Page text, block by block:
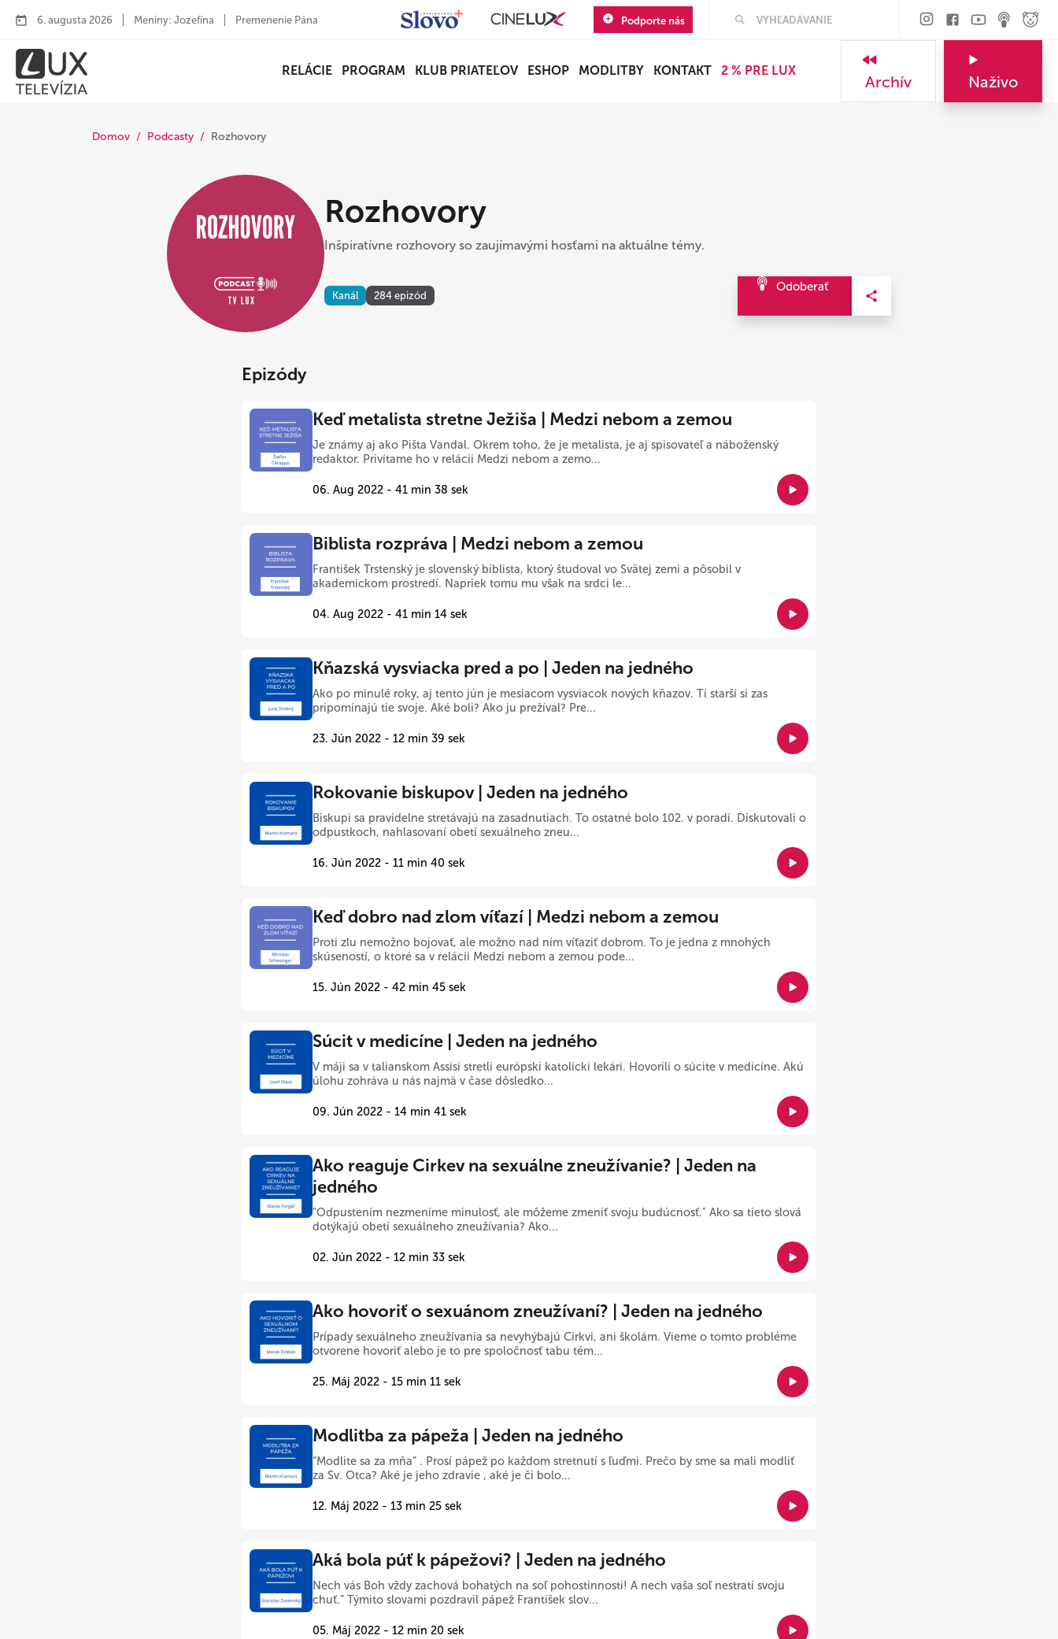
6. augusta 2026 Meniny: Jozefína Premenenie Pána Podporte nás
RELÁCIE PROGRAM KLUB PRIATEĽOV ESHOP MODLITBY KONTAKT 2 % PRE LUX
Archív Naživo
Domov Podcasty Rozhovory
Rozhovory
Inšpiratívne rozhovory so zaujímavými hosťami na aktuálne témy.
Kanál 284 epizód
Odoberať
Epizódy
Keď metalista stretne Ježiša | Medzi nebom a zemou
Je známy aj ako Pišta Vandal. Okrem toho, že je metalista, je aj spisovateľ a náboženský
redaktor. Privítame ho v relácii Medzi nebom a zemo...
06. Aug 2022 - 41 min 38 sek
Biblista rozpráva | Medzi nebom a zemou
František Trstenský je slovenský biblista, ktorý študoval vo Svätej zemi a pôsobil v
akademickom prostredí. Napriek tomu mu však na srdci le...
04. Aug 2022 - 41 min 14 sek
Kňazská vysviacka pred a po | Jeden na jedného
Ako po minulé roky, aj tento jún je mesiacom vysviacok nových kňazov. Tí starší si zas
pripomínajú tie svoje. Aké boli? Ako ju prežíval? Pre...
23. Jún 2022 - 12 min 39 sek
Rokovanie biskupov | Jeden na jedného
Biskupi sa pravidelne stretávajú na zasadnutiach. To ostatné bolo 102. v poradí. Diskutovali o
odpustkoch, nahlasovaní obetí sexuálneho zneu...
16. Jún 2022 - 11 min 40 sek
Keď dobro nad zlom víťazí | Medzi nebom a zemou
Proti zlu nemožno bojovať, ale možno nad ním víťaziť dobrom. To je jedna z mnohých
skúseností, o ktoré sa v relácii Medzi nebom a zemou pode...
15. Jún 2022 - 42 min 45 sek
Súcit v medicíne | Jeden na jedného
V máji sa v talianskom Assisi stretli európski katolícki lekári. Hovorili o súcite v medicíne. Akú
úlohu zohráva u nás najmä v čase dôsledko...
09. Jún 2022 - 14 min 41 sek
Ako reaguje Cirkev na sexuálne zneužívanie? | Jeden na
jedného
"Odpustením nezmeníme minulosť, ale môžeme zmeniť svoju budúcnosť." Ako sa tieto slová
dotýkajú obetí sexuálneho zneužívania? Ako...
02. Jún 2022 - 12 min 33 sek
Ako hovoriť o sexuánom zneužívaní? | Jeden na jedného
Prípady sexuálneho zneužívania sa nevyhýbajú Cirkvi, ani školám. Vieme o tomto probléme
otvorene hovoriť alebo je to pre spoločnosť tabu tém...
25. Máj 2022 - 15 min 11 sek
Modlitba za pápeža | Jeden na jedného
“Modlite sa za mňa” . Prosí pápež po každom stretnutí s ľuďmi. Prečo by sme sa mali modliť
za Sv. Otca? Aké je jeho zdravie , aké je či bolo...
12. Máj 2022 - 13 min 25 sek
Aká bola púť k pápežovi? | Jeden na jedného
Nech vás Boh vždy zachová bohatých na soľ pohostinnosti! A nech vaša soľ nestratí svoju
chuť.” Týmito slovami pozdravil pápež František slov...
05. Máj 2022 - 12 min 20 sek